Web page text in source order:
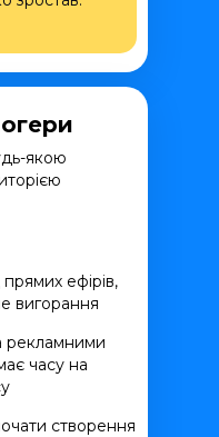
якою
ефірів,
вигорання
рекламними
часу на
створення